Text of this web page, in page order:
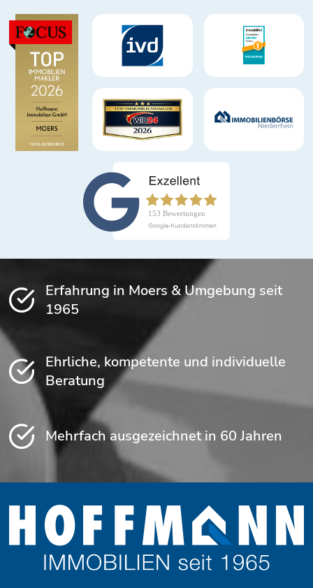
Erfahrung in Moers & Umgebung seit
1965
Ehrliche, kompetente und individuelle
Beratung
Mehrfach ausgezeichnet in 60 Jahren